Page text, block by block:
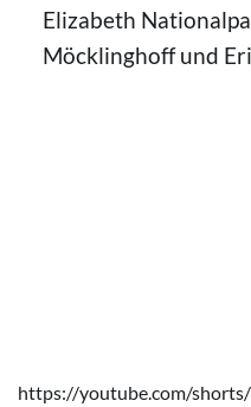
Elizabeth
Möcklinghoff und
https://youtube.com/